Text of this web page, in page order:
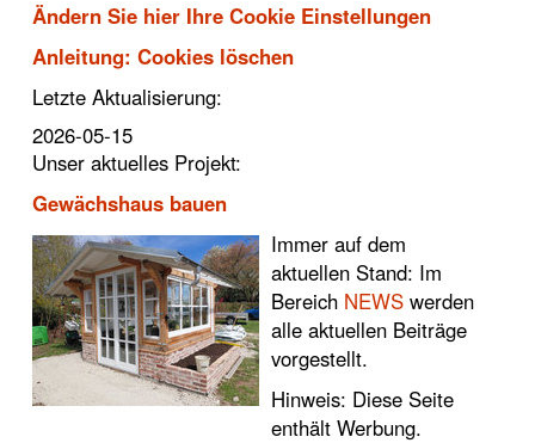
Ändern Sie hier Ihre Cookie Einstellungen
Anleitung: Cookies löschen
Letzte Aktualisierung:
2026-05-15
Unser aktuelles Projekt:
Gewächshaus bauen
Immer auf dem
aktuellen Stand: Im
Bereich NEWS werden
alle aktuellen Beiträge
vorgestellt.
Hinweis: Diese Seite
enthält Werbung.